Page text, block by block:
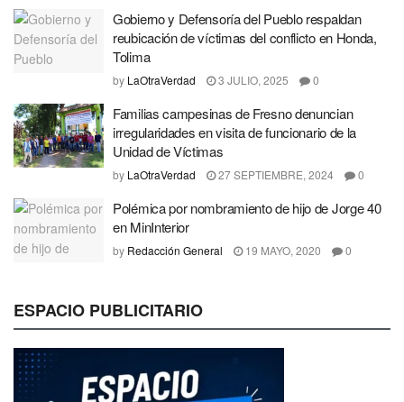
Gobierno y Defensoría del Pueblo respaldan
reubicación de víctimas del conflicto en Honda,
Tolima
by LaOtraVerdad 3 JULIO, 2025 0
Familias campesinas de Fresno denuncian
irregularidades en visita de funcionario de la
Unidad de Víctimas
by LaOtraVerdad 27 SEPTIEMBRE, 2024 0
Polémica por nombramiento de hijo de Jorge 40
en MinInterior
by Redacción General 19 MAYO, 2020 0
ESPACIO PUBLICITARIO